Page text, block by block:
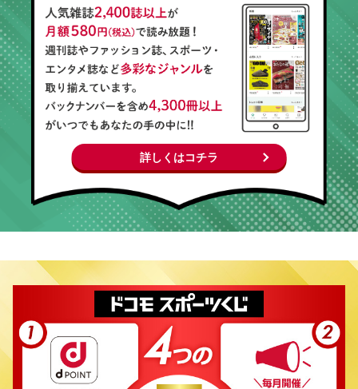
詳しくはコチラ